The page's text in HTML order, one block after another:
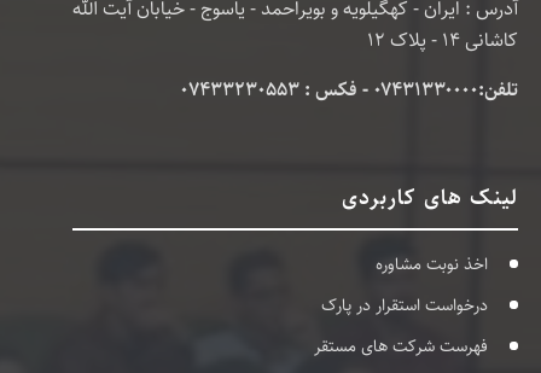
آدرس : ایران - کهگیلویه و بویراحمد - یاسوج - خیابان آیت الله
کاشانی 14 - پلاک 12
تلفن:۰۷۴۳۱۳۳۰۰۰۰ - فکس : 07433230553
لینک های کاربردی
اخذ نوبت مشاوره
درخواست استقرار در پارک
فهرست شرکت های مستقر